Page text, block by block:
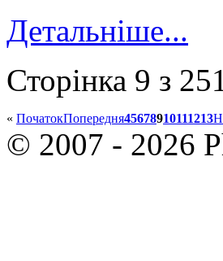
Детальніше...
Сторінка 9 з
« ПочатокПопередня45678910111213
© 2007 - 2026